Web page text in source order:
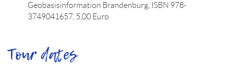
Geobasisinformation Brandenburg, ISBN 978-
3749041657, 5,00 Euro
Tour dates